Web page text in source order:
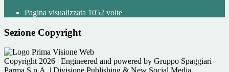
Pagina visualizzata 1052 volte
Sezione Copyright
Copyright 2026 | Engineered and powered by Gruppo Spaggiari